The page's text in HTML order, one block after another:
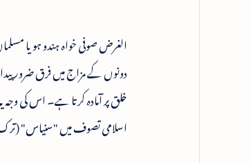
الغرض صوفی خواہ ہندو ہو یا
دونوں کے مزاج میں فرق ضرور
خلق پر آمادہ کرتا ہے۔ اس کی
اسلامی تصوف میں "سنیاس" (ترک